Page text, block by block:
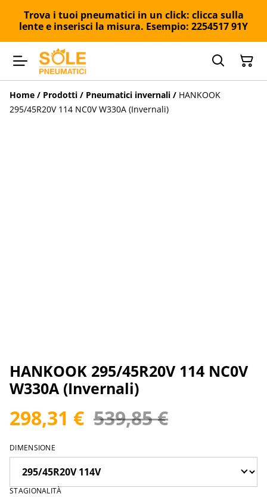
Trova i tuoi pneumatici in un click: clicca sulla
lente e inserisci la misura. Esempio: 2254517 91Y
Home / Prodotti / Pneumatici invernali / HANKOOK
295/45R20V 114 NC0V W330A (Invernali)
HANKOOK 295/45R20V 114 NC0V
W330A (Invernali)
298,31 € 539,85 €
DIMENSIONE
STAGIONALITÀ